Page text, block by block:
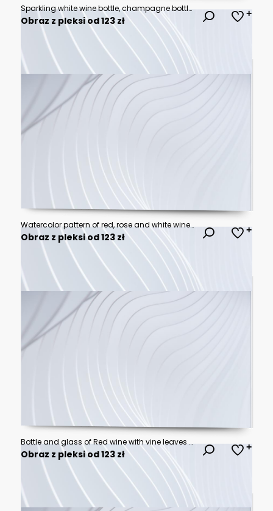
Sparkling white wine bottle, champagne bottle isolated on white background, for mockup, packshot, 3d rendering.
Obraz z pleksi od 123 zł
Watercolor pattern of red, rose and white wine glasses
Obraz z pleksi od 123 zł
Bottle and glass of Red wine with vine leaves and grape berries. Hand drawn watercolor illustration isolated on white background
Obraz z pleksi od 123 zł